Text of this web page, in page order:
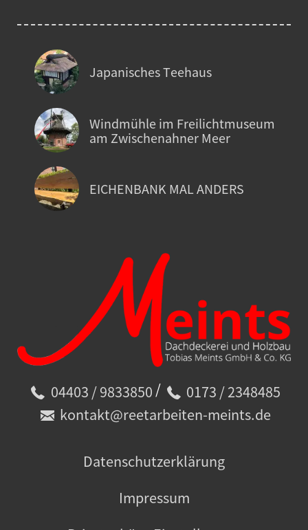
Japanisches Teehaus
Windmühle im Freilichtmuseum
am Zwischenahner Meer
EICHENBANK MAL ANDERS
04403 / 9833850 /
0173 / 2348485
kontakt@reetarbeiten-meints.de
Datenschutzerklärung
Impressum